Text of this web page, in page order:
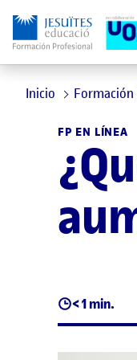
Inicio Formación
FP EN LÍNEA
< 1 min.